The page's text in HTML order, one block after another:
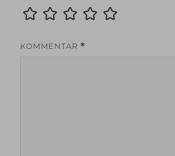
KOMMENTAR *